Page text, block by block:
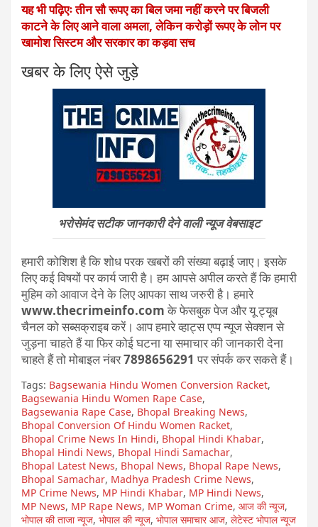
यह भी पढ़िएः तीन सौ रूपए का बिल जमा नहीं करने पर बिजली
काटने के लिए आने वाला अमला, लेकिन करोड़ों रूपए के लोन पर
खामोश सिस्टम और सरकार का कड़वा सच
खबर के लिए ऐसे जुड़े
भरोसेमंद सटीक जानकारी देने वाली न्यूज वेबसाइट
हमारी कोशिश है कि शोध परक खबरों की संख्या बढ़ाई जाए। इसके
लिए कई विषयों पर कार्य जारी है। हम आपसे अपील करते हैं कि हमारी
मुहिम को आवाज देने के लिए आपका साथ जरुरी है। हमारे
www.thecrimeinfo.comके फेसबुक पेज और यू ट्यूब
चैनल को सब्सक्राइब करें। आप हमारे व्हाट्स एप्प न्यूज सेक्शन से
जुड़ना चाहते हैं या फिर कोई घटना या समाचार की जानकारी देना
चाहते हैं तो मोबाइल नंबर7898656291 पर संपर्क कर सकते हैं।
Tags: Bagsewania Hindu Women Conversion Racket,
Bagsewania Hindu Women Rape Case,
Bagsewania Rape Case, Bhopal Breaking News,
Bhopal Conversion Of Hindu Women Racket,
Bhopal Crime News In Hindi, Bhopal Hindi Khabar,
Bhopal Hindi News, Bhopal Hindi Samachar,
Bhopal Latest News, Bhopal News, Bhopal Rape News,
Bhopal Samachar, Madhya Pradesh Crime News,
MP Crime News, MP Hindi Khabar, MP Hindi News,
MP News, MP Rape News, MP Woman Crime, आज की न्यूज,
भोपाल की ताजा न्यूज, भोपाल की न्यूज, भोपाल समाचार आज, लेटेस्ट भोपाल न्यूज